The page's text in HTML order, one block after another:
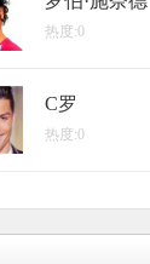
热度:0
C罗
热度:0